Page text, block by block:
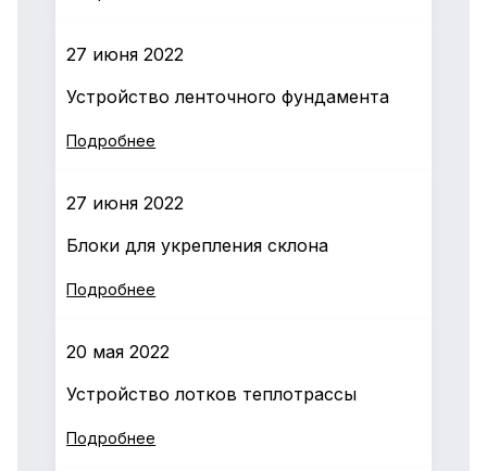
27 июня 2022
Устройство ленточного фундамента
Подробнее
27 июня 2022
Блоки для укрепления склона
Подробнее
20 мая 2022
Устройство лотков теплотрассы
Подробнее